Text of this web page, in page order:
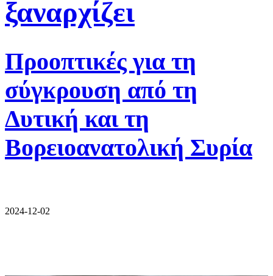
ξαναρχίζει
Προοπτικές για τη
σύγκρουση από τη
Δυτική και τη
Βορειοανατολική Συρία
2024-12-02